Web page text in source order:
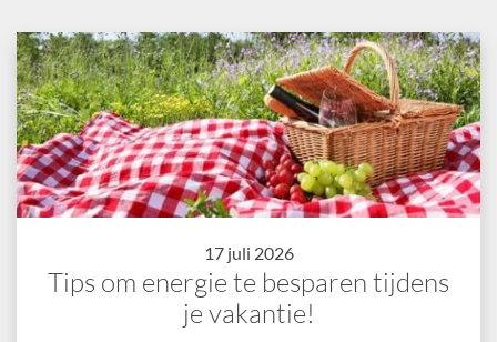
17 juli 2026
Tips om energie te besparen tijdens
je vakantie!